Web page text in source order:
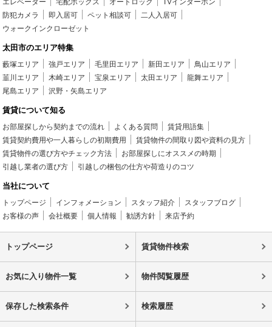
エレベーター
宅配ボックス オートロック
TVインターホン
防犯カメラ
即入居可 ペット相談可
二人入居可
ウォークインクローゼット
太田市のエリア特集
藪塚エリア 強戸エリア 毛里田エリア 新田エリア
鳥山エリア
韮川エリア
木崎エリア 宝泉エリア 太田エリア
龍舞エリア
尾島エリア
沢野・矢島エリア
賃貸について知る
お部屋探しから契約までの流れ よくある質問
賃貸用語集
賃貸契約費用や一人暮らしの初期費用
賃貸物件の間取り図や資料の見方
賃貸物件の選び方やチェック方法
お部屋探しにオススメの時期
引越し業者の選び方
引越しの梱包の仕方や荷造りのコツ
当社について
トップページ インフォメーション スタッフ紹介
スタッフブログ
お客様の声
会社概要 個人情報 勧誘方針 来店予約
トップページ 賃貸物件検索
お気に入り物件一覧 物件閲覧履歴
保存した検索条件 検索履歴